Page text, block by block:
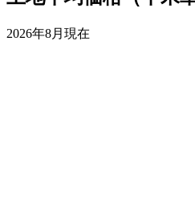
2026年8月現在